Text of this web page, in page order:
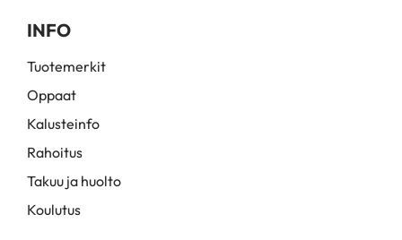
INFO
Tuotemerkit
Oppaat
Kalusteinfo
Rahoitus
Takuu ja huolto
Koulutus